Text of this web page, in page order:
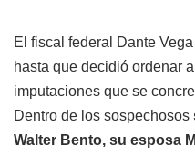
El fiscal federal Dante
hasta que decidió ordenar
imputaciones que se
Dentro de los sospechosos
Walter Bento, su esposa